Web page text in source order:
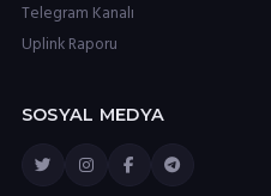
Telegram Kanalı
Uplink Raporu
SOSYAL MEDYA